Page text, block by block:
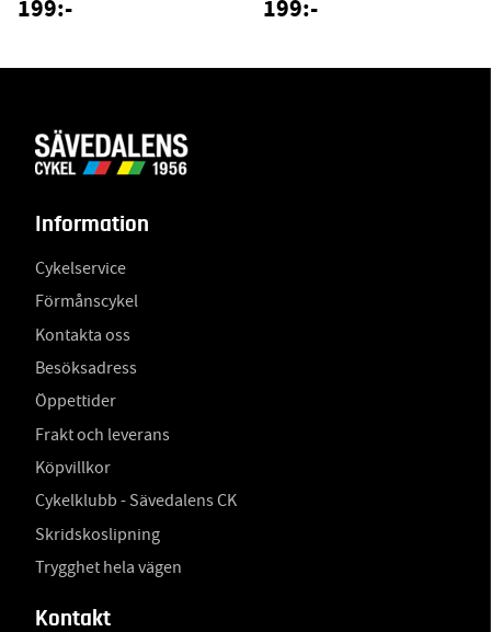
199:- 199:-
Information
Cykelservice
Förmånscykel
Kontakta oss
Besöksadress
Öppettider
Frakt och leverans
Köpvillkor
Cykelklubb - Sävedalens CK
Skridskoslipning
Trygghet hela vägen
Kontakt